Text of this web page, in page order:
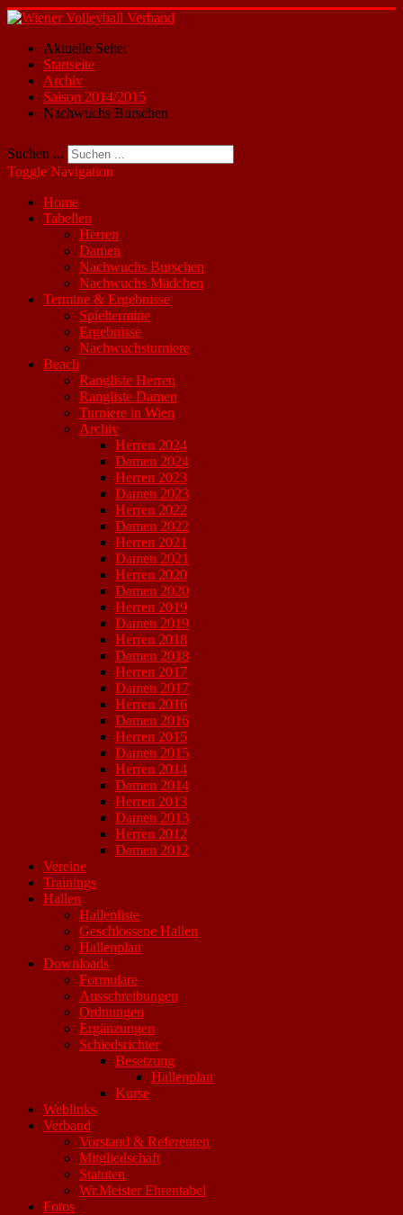
Aktuelle Seite:
Startseite
Archiv
Saison 2014/2015
Nachwuchs Burschen
Suchen ...
Toggle Navigation
Home
Tabellen
Herren
Damen
Nachwuchs Burschen
Nachwuchs Mädchen
Termine & Ergebnisse
Spieltermine
Ergebnisse
Nachwuchsturniere
Beach
Rangliste Herren
Rangliste Damen
Turniere in Wien
Archiv
Herren 2024
Damen 2024
Herren 2023
Damen 2023
Herren 2022
Damen 2022
Herren 2021
Damen 2021
Herren 2020
Damen 2020
Herren 2019
Damen 2019
Herren 2018
Damen 2018
Herren 2017
Damen 2017
Herren 2016
Damen 2016
Herren 2015
Damen 2015
Herren 2014
Damen 2014
Herren 2013
Damen 2013
Herren 2012
Damen 2012
Vereine
Trainings
Hallen
Hallenliste
Geschlossene Hallen
Hallenplan
Downloads
Formulare
Ausschreibungen
Ordnungen
Ergänzungen
Schiedsrichter
Besetzung
Hallenplan
Kurse
Weblinks
Verband
Vorstand & Referenten
Mitgliedschaft
Statuten
Wr.Meister Ehrentabel
Fotos